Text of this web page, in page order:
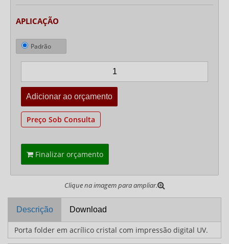
APLICAÇÃO
Padrão
Preço Sob Consulta
Finalizar orçamento
Clique na imagem para ampliar.
Descrição Download
Porta folder em acrílico cristal com impressão digital UV.